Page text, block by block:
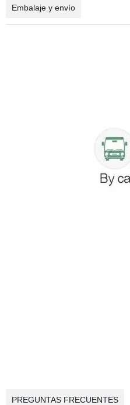
Embalaje y envío
PREGUNTAS FRECUENTES